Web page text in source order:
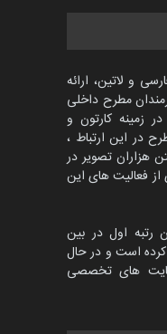
و لاتین، ارائه
مطرح داخلی
زمینه کارتون و
در این ارتباط ،
هزاران تصویر در
فعالیت های این
رتبه اول در بین
است و در حال
سایت های تخصصی